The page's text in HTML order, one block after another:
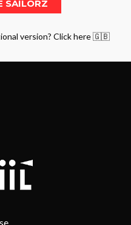
version? Click here 🇬🇧